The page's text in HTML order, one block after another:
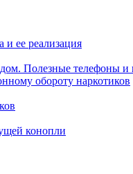
и ее реализация
Полезные телефоны и
обороту наркотиков
конопли